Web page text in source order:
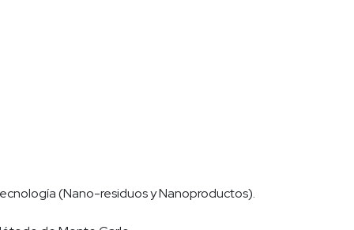
(Nano-residuos y Nanoproductos).